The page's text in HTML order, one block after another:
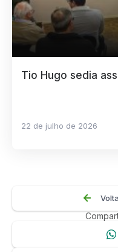
Tio Hugo sedia
22 de julho de 2026